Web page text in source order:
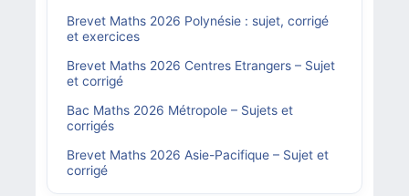
Brevet Maths 2026 Polynésie : sujet, corrigé
et exercices
Brevet Maths 2026 Centres Etrangers – Sujet
et corrigé
Bac Maths 2026 Métropole – Sujets et
corrigés
Brevet Maths 2026 Asie-Pacifique – Sujet et
corrigé